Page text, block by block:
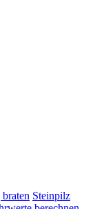
Steinpilz